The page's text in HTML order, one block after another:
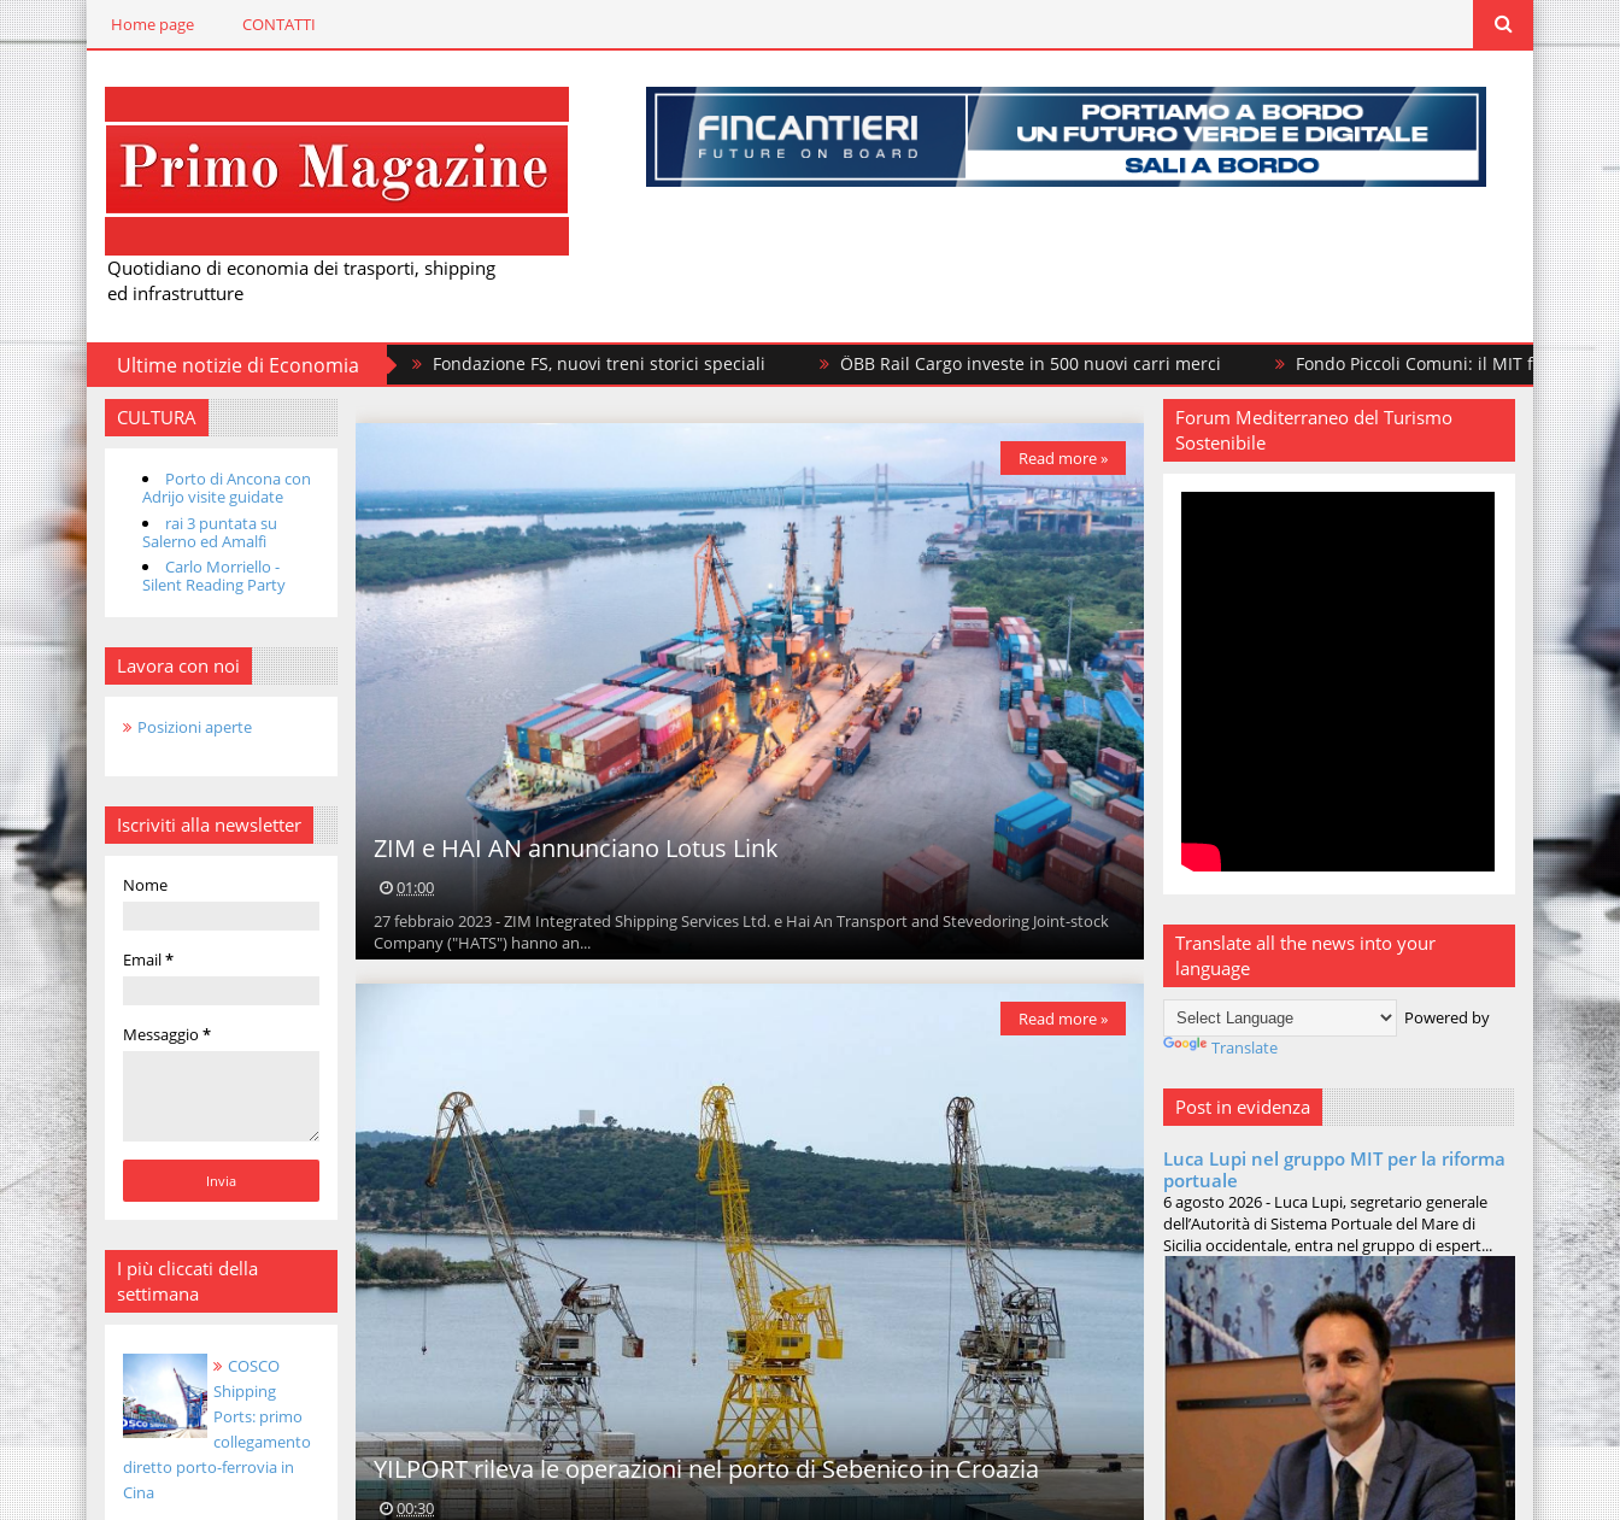
Home page CONTATTI
Quotidiano di economia dei trasporti, shipping
ed infrastrutture
Ultime notizie di EconomiaFondazione FS, nuovi treni storici speciali ÖBB Rail Cargo investe in 500 nuovi carri merci Fondo Piccoli Comuni: il MIT finanzia altri 292 interventi
CULTURA
Porto di Ancona con
Adrijo visite guidate
rai 3 puntata su
Salerno ed Amalfi
Carlo Morriello -
Silent Reading Party
Lavora con noi
Posizioni aperte
Iscriviti alla newsletter
Nome
Email*
Messaggio *
I più cliccati della
settimana
COSCO
Shipping
Ports: primo
collegamento
diretto porto-ferrovia in
Cina
ZIM e HAI AN annunciano Lotus Link
01:00
27 febbraio 2023 - ZIM Integrated Shipping Services Ltd. e Hai An Transport and Stevedoring Joint-stock
Company ("HATS") hanno an...
Read more »
YILPORT rileva le operazioni nel porto di Sebenico in Croazia
00:30
Read more »
Forum Mediterraneo del Turismo
Sostenibile
Translate all the news into your
language
Powered by
Translate
Post in evidenza
Luca Lupi nel gruppo MIT per la riforma
portuale
6 agosto 2026 - Luca Lupi, segretario generale
dell’Autorità di Sistema Portuale del Mare di
Sicilia occidentale, entra nel gruppo di espert...